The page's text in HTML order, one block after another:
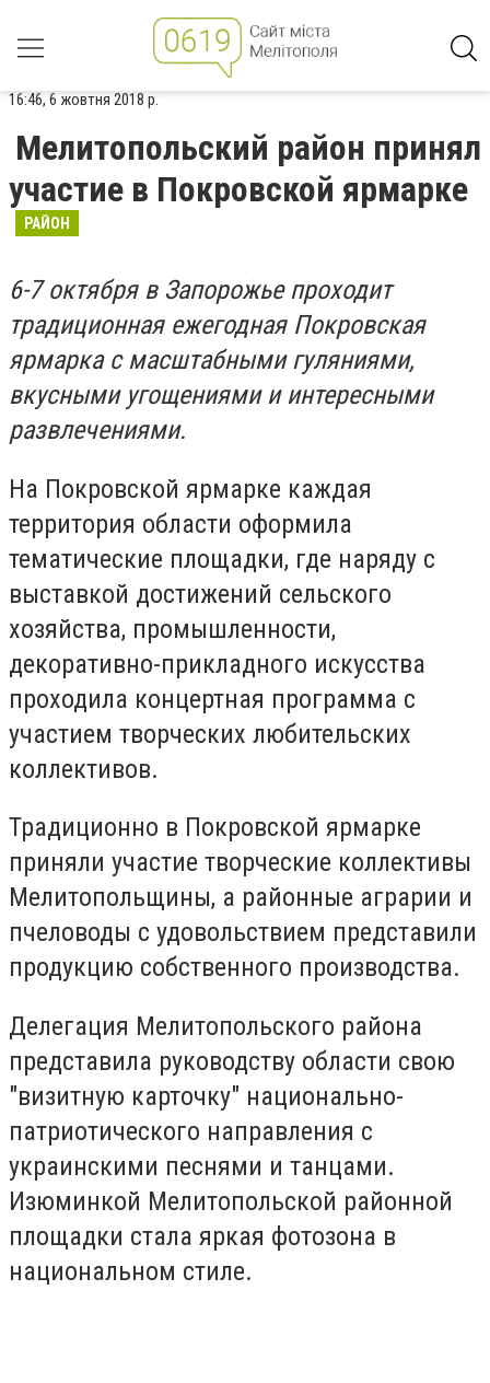
16:46, 6 жовтня 2018 р.
Мелитопольский район принял
участие в Покровской ярмарке
РАЙОН
6-7 октября в Запорожье проходит
традиционная ежегодная Покровская
ярмарка с масштабными гуляниями,
вкусными угощениями и интересными
развлечениями.
На Покровской ярмарке каждая
территория области оформила
тематические площадки, где наряду с
выставкой достижений сельского
хозяйства, промышленности,
декоративно-прикладного искусства
проходила концертная программа с
участием творческих любительских
коллективов.
Традиционно в Покровской ярмарке
приняли участие творческие коллективы
Мелитопольщины, а районные аграрии и
пчеловоды с удовольствием представили
продукцию собственного производства.
Делегация Мелитопольского района
представила руководству области свою
"визитную карточку" национально-
патриотического направления с
украинскими песнями и танцами.
Изюминкой Мелитопольской районной
площадки стала яркая фотозона в
национальном стиле.